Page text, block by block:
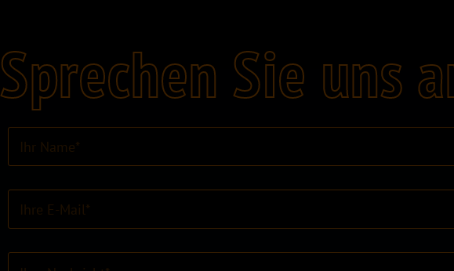
Sprechen Sie uns
I
r
e
*
E
M
K